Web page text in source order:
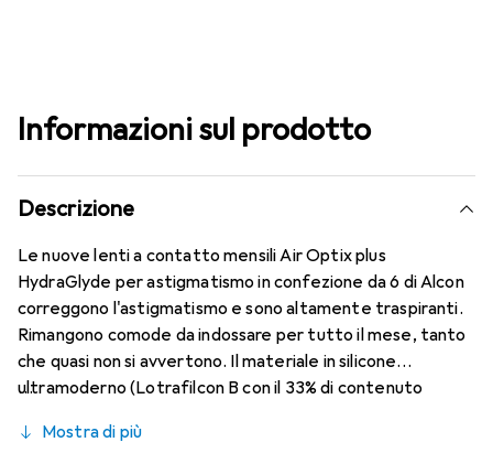
Informazioni sul prodotto
Descrizione
Le nuove lenti a contatto mensili Air Optix plus
HydraGlyde per astigmatismo in confezione da 6 di Alcon
correggono l'astigmatismo e sono altamente traspiranti.
Rimangono comode da indossare per tutto il mese, tanto
che quasi non si avvertono. Il materiale in silicone
ultramoderno (Lotrafilcon B con il 33% di contenuto
Moisture Matrix e la nota tecnologia SmartShield,
Mostra di più